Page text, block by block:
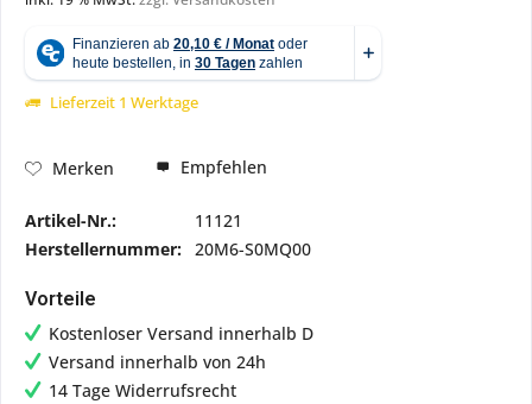
Lieferzeit 1 Werktage
Merken Empfehlen
Artikel-Nr.:
11121
Herstellernummer: 20M6-S0MQ00
Vorteile
Kostenloser Versand innerhalb D
Versand innerhalb von 24h
14 Tage Widerrufsrecht